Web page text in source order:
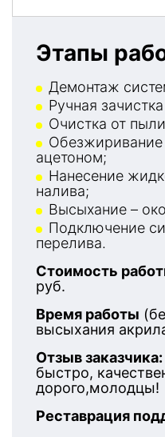
Этапы
Демонтаж
Ручная
Очистка от
Обезжиривание
ацетоном;
Нанесение
налива;
Высыхание –
Подключение
перелива.
Стоимость
руб.
Время работы
высыхания
Отзыв заказчика:
быстро,
дорого,молодцы!
Реставрация